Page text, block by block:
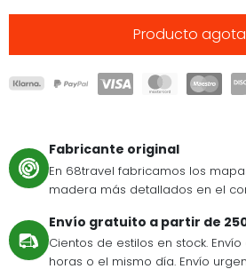
Producto
Fabricante original
En 68travel fabricamos los
madera más detallados en el
Envío gratuito a partir de
Cientos de estilos en stock.
horas o el mismo día. Envío